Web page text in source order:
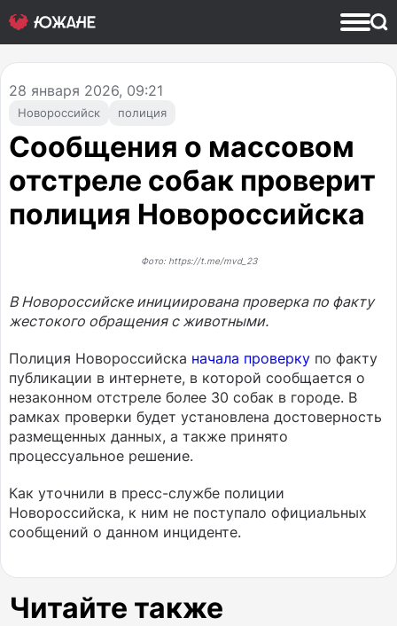
Новороссийск полиция
28 января 2026, 09:21
Сообщения о массовом
отстреле собак проверит
полиция Новороссийска
Фото: https://t.me/mvd_23
В Новороссийске инициирована проверка по факту
жестокого обращения с животными.
Полиция Новороссийска начала проверку по факту
публикации в интернете, в которой сообщается о
незаконном отстреле более 30 собак в городе. В
рамках проверки будет установлена достоверность
размещенных данных, а также принято
процессуальное решение.
Как уточнили в пресс-службе полиции
Новороссийска, к ним не поступало официальных
сообщений о данном инциденте.
Читайте также